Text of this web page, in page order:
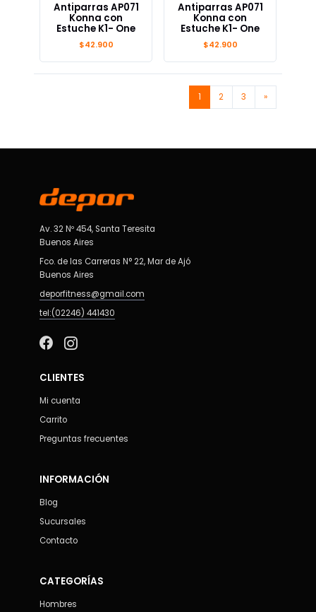
Antiparras AP071
Konna con
Estuche K1- One
$42.900
Antiparras AP071
Konna con
Estuche K1- One
$42.900
1 2 3 »
Av. 32 Nº 454, Santa Teresita
Buenos Aires
Fco. de las Carreras N° 22, Mar de Ajó
Buenos Aires
deporfitness@gmail.com
tel:(02246) 441430
CLIENTES
Mi cuenta
Carrito
Preguntas frecuentes
INFORMACIÓN
Blog
Sucursales
Contacto
CATEGORÍAS
Hombres